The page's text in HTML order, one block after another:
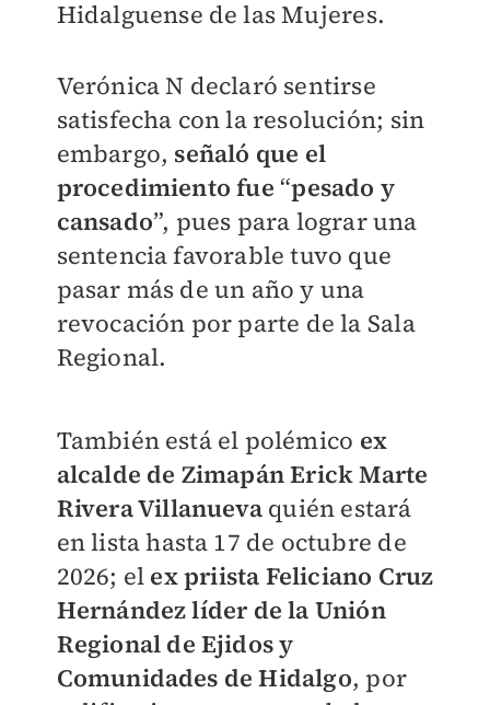
Hidalguense de las Mujeres.
Verónica N declaró sentirse
satisfecha con la resolución; sin
embargo, señaló que el
procedimiento fue “pesado y
cansado”, pues para lograr una
sentencia favorable tuvo que
pasar más de un año y una
revocación por parte de la Sala
Regional.
También está el polémico ex
alcalde de Zimapán Erick Marte
Rivera Villanueva quién estará
en lista hasta 17 de octubre de
2026; el ex priista Feliciano Cruz
Hernández líder de la Unión
Regional de Ejidos y
Comunidades de Hidalgo, por